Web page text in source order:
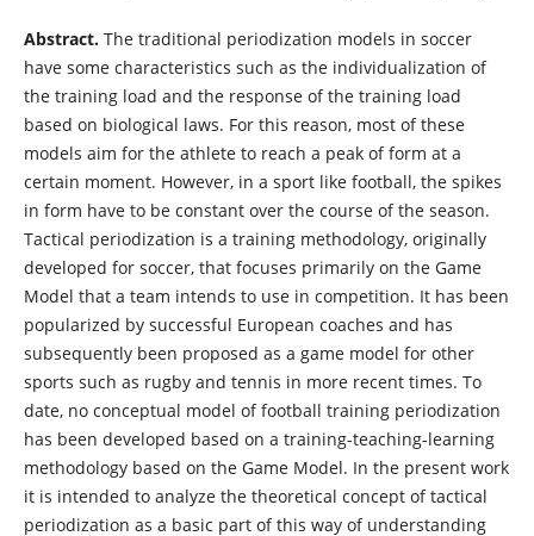
Abstract. The traditional periodization models in soccer
have some characteristics such as the individualization of
the training load and the response of the training load
based on biological laws. For this reason, most of these
models aim for the athlete to reach a peak of form at a
certain moment. However, in a sport like football, the spikes
in form have to be constant over the course of the season.
Tactical periodization is a training methodology, originally
developed for soccer, that focuses primarily on the Game
Model that a team intends to use in competition. It has been
popularized by successful European coaches and has
subsequently been proposed as a game model for other
sports such as rugby and tennis in more recent times. To
date, no conceptual model of football training periodization
has been developed based on a training-teaching-learning
methodology based on the Game Model. In the present work
it is intended to analyze the theoretical concept of tactical
periodization as a basic part of this way of understanding